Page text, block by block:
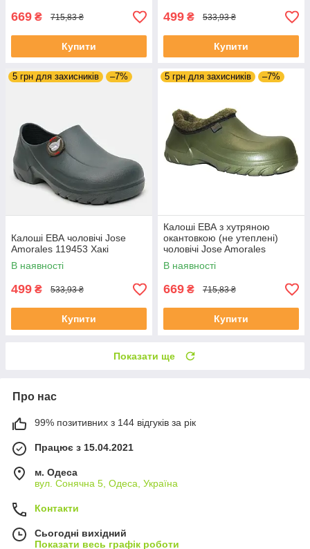
669 ₴ 715,83 ₴
Купити
499 ₴ 533,93 ₴
Купити
5 грн для захисників –7%
Калоші ЕВА чоловічі Jose
Amorales 119453 Хакі
В наявності
499 ₴ 533,93 ₴
Купити
5 грн для захисників –7%
Калоші ЕВА з хутряною
окантовкою (не утеплені)
чоловічі Jose Amorales
119757 Світлий Хакі
В наявності
669 ₴ 715,83 ₴
Купити
Показати ще
Про нас
99% позитивних з 144 відгуків за рік
Працює з 15.04.2021
м. Одеса
вул. Сонячна 5, Одеса, Україна
Контакти
Сьогодні вихідний
Показати весь графік роботи